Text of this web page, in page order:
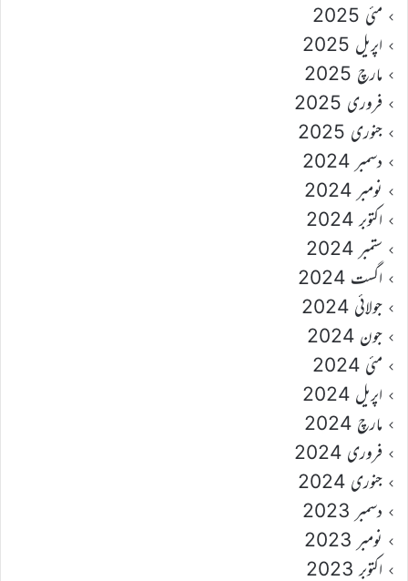
مئی 2025
اپریل 2025
مارچ 2025
فروری 2025
جنوری 2025
دسمبر 2024
نومبر 2024
اکتوبر 2024
ستمبر 2024
اگست 2024
جولائی 2024
جون 2024
مئی 2024
اپریل 2024
مارچ 2024
فروری 2024
جنوری 2024
دسمبر 2023
نومبر 2023
اکتوبر 2023